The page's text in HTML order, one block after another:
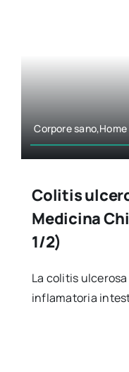
Corpore sano,Home
Colitis
Medicina
1/2)
La colitis
inflamatoria